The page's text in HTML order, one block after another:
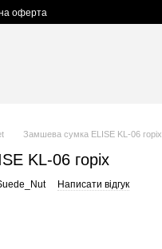
оферта
Замшева сумка ELISE KL-06 горіх
KL-06 горіх
Написати відгук